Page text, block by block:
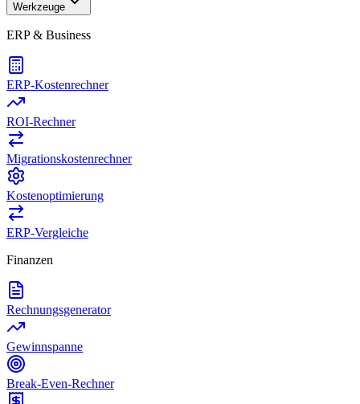
Werkzeuge
ERP & Business
ERP-Kostenrechner
ROI-Rechner
Migrationskostenrechner
Kostenoptimierung
ERP-Vergleiche
Finanzen
Rechnungsgenerator
Gewinnspanne
Break-Even-Rechner